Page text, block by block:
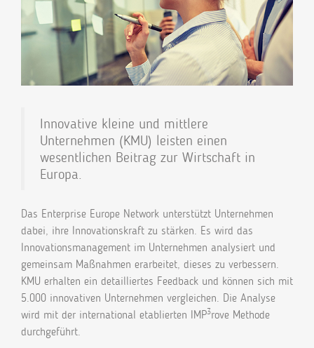
Innovative kleine und mittlere
Unternehmen (KMU) leisten einen
wesentlichen Beitrag zur Wirtschaft in
Europa.
Das Enterprise Europe Network unterstützt Unternehmen
dabei, ihre Innovationskraft zu stärken. Es wird das
Innovationsmanagement im Unternehmen analysiert und
gemeinsam Maßnahmen erarbeitet, dieses zu verbessern.
KMU erhalten ein detailliertes Feedback und können sich mit
5.000 innovativen Unternehmen vergleichen. Die Analyse
wird mit der international etablierten IMP3rove Methode
durchgeführt.